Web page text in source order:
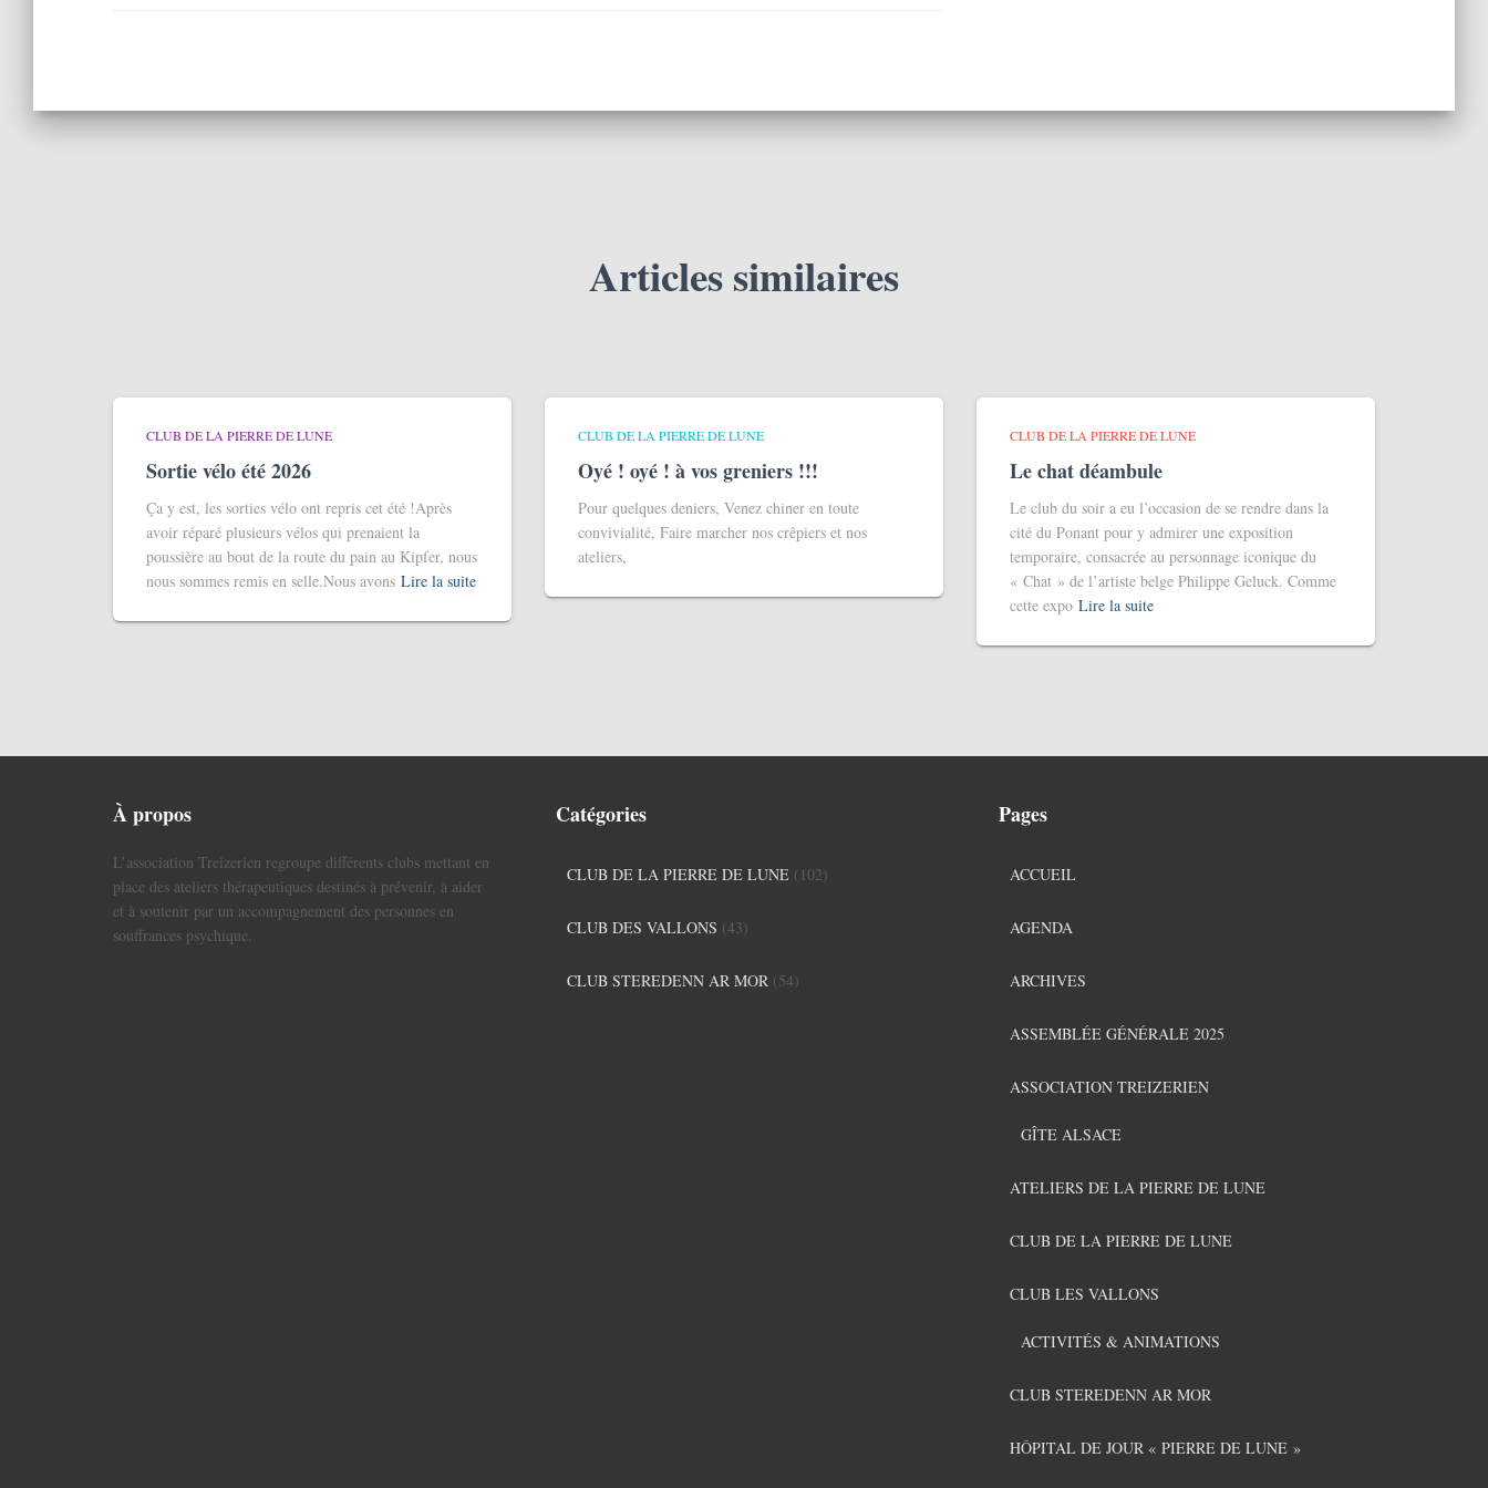
Articles similaires
CLUB DE LA PIERRE DE LUNE
Sortie vélo été 2026
Ça y est, les sorties vélo ont repris cet été !Après
avoir réparé plusieurs vélos qui prenaient la
poussière au bout de la route du pain au Kipfer, nous
nous sommes remis en selle.Nous avons Lire la suite
CLUB DE LA PIERRE DE LUNE
Oyé ! oyé ! à vos greniers !!!
Pour quelques deniers, Venez chiner en toute
convivialité, Faire marcher nos crêpiers et nos
ateliers,
CLUB DE LA PIERRE DE LUNE
Le chat déambule
Le club du soir a eu l’occasion de se rendre dans la
cité du Ponant pour y admirer une exposition
temporaire, consacrée au personnage iconique du
« Chat » de l’artiste belge Philippe Geluck. Comme
cette expo Lire la suite
À propos
L’association Treizerien regroupe différents clubs mettant en
place des ateliers thérapeutiques destinés à prévenir, à aider
et à soutenir par un accompagnement des personnes en
souffrances psychique.
Catégories
CLUB DE LA PIERRE DE LUNE (102)
CLUB DES VALLONS (43)
CLUB STEREDENN AR MOR (54)
Pages
ACCUEIL
AGENDA
ARCHIVES
ASSEMBLÉE GÉNÉRALE 2025
ASSOCIATION TREIZERIEN
GÎTE ALSACE
ATELIERS DE LA PIERRE DE LUNE
CLUB DE LA PIERRE DE LUNE
CLUB LES VALLONS
ACTIVITÉS & ANIMATIONS
CLUB STEREDENN AR MOR
HÔPITAL DE JOUR « PIERRE DE LUNE »